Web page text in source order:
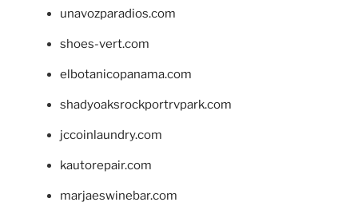
unavozparadios.com
shoes-vert.com
elbotanicopanama.com
shadyoaksrockportrvpark.com
jccoinlaundry.com
kautorepair.com
marjaeswinebar.com